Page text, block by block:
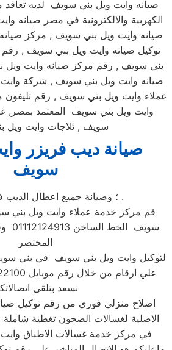
صيانه وايت ويل بني سويف لديه تعاقد
الكهربية والالكترونية في مصر صيانه
صيانه وايت ويل بني سويف , مركز
توكيل صيانه وايت ويل بني سويف , رقم
بني سويف , رقم مركز صيانه وايت ويل
صيانه وايت ويل بني سويف , شركة
عملاء وايت ويل بني سويف , رقم
وايت ويل بني سويف المعتمد بمصر,
سويف , ثلاجات وايت ويل
صيانة ديب فريزر
سويف
؛ وصيانة جميع اعطال الديب فريزر بالمنزل .
قم مركز خدمة عملاء وايت ويل بني
المختصر
لتوكيل وايت ويل بني سويف في بني
نسعد بتلقى
اصلاح منزلي فوري من رقم توكيل
الاصلية لغسالات الصحون تغطية
في مركز خدمة غسالات الاطباق